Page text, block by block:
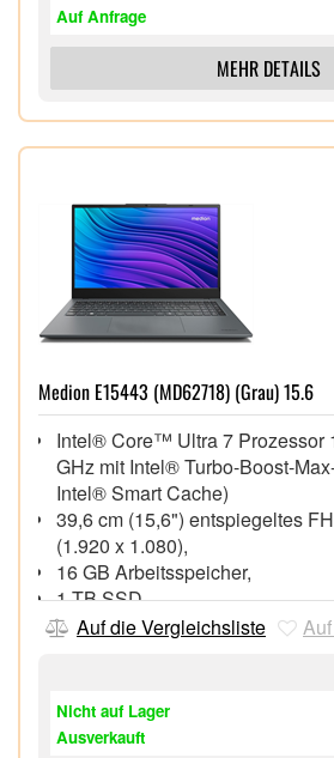
Auf Anfrage
MEHR DETAILS
Medion E15443 (MD62718) (Grau) 15.6
Intel® Core™ Ultra 7 Prozessor
GHz mit Intel® Turbo-Boost-
Intel® Smart Cache)
39,6 cm (15,6") entspiegeltes
(1.920 x 1.080),
16 GB Arbeitsspeicher,
1 TB SSD,
Intel® Arc™ Graphics,
Wi-Fi 6 (802.11ax), Bluetooth®
1x HDMI, 1x USB 3.2 Gen 1
Auf die Vergleichsliste
Nicht auf Lager
Ausverkauft